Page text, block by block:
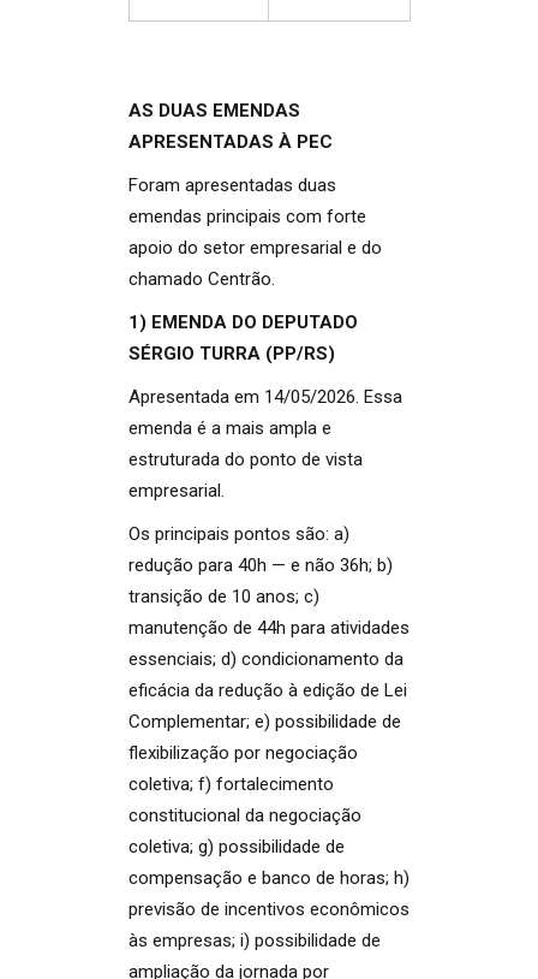
AS DUAS EMENDAS
APRESENTADAS À PEC
Foram apresentadas duas
emendas principais com forte
apoio do setor empresarial e do
chamado Centrão.
1) EMENDA DO DEPUTADO
SÉRGIO TURRA (PP/RS)
Apresentada em 14/05/2026. Essa
emenda é a mais ampla e
estruturada do ponto de vista
empresarial.
Os principais pontos são: a)
redução para 40h — e não 36h; b)
transição de 10 anos; c)
manutenção de 44h para atividades
essenciais; d) condicionamento da
eficácia da redução à edição de Lei
Complementar; e) possibilidade de
flexibilização por negociação
coletiva; f) fortalecimento
constitucional da negociação
coletiva; g) possibilidade de
compensação e banco de horas; h)
previsão de incentivos econômicos
às empresas; i) possibilidade de
ampliação da jornada por